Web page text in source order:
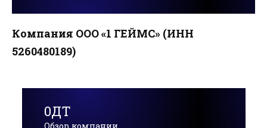
Компания ООО «1 ГЕЙМС» (ИНН
5260480189)
0ДТ